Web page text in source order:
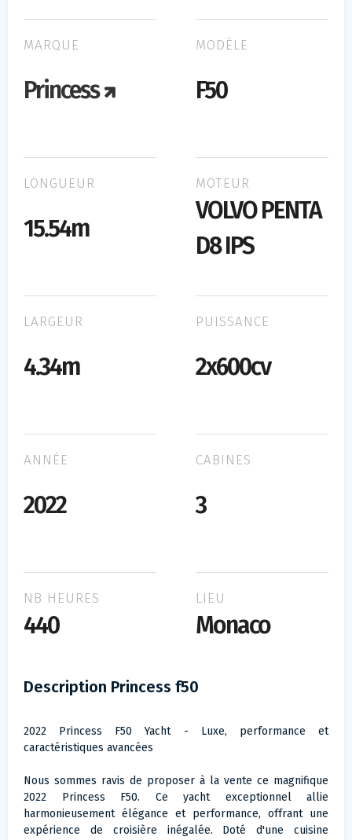
MARQUE
Princess
MODÈLE
F50
LONGUEUR
15.54m
MOTEUR
VOLVO PENTA
D8 IPS
LARGEUR
4.34m
PUISSANCE
2x600cv
ANNÉE
2022
CABINES
3
NB HEURES
440
LIEU
Monaco
Description Princess f50
2022 Princess F50 Yacht - Luxe, performance et
caractéristiques avancées
Nous sommes ravis de proposer à la vente ce magnifique
2022 Princess F50. Ce yacht exceptionnel allie
harmonieusement élégance et performance, offrant une
expérience de croisière inégalée. Doté d'une cuisine